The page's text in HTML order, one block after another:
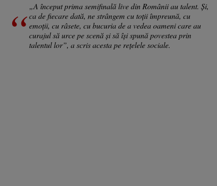
„A început prima semifinală live din Românii au talent. Și,
ca de fiecare dată, ne strângem cu toții împreună, cu
emoții, cu râsete, cu bucuria de a vedea oameni care au
curajul să urce pe scenă și să își spună povestea prin
talentul lor”, a scris acesta pe rețelele sociale.